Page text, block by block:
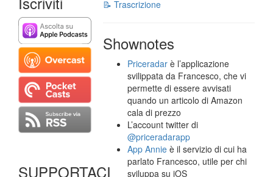
SUPPORTACI
📝 Trascrizione
Shownotes
Priceradar è l’applicazione
svilippata da Francesco, che vi
permette di essere avvisati
quando un articolo di Amazon
cala di prezzo
L’account twitter di
@priceradarapp
App Annie è il servizio di cui ha
parlato Francesco, utile per chi
sviluppa su iOS